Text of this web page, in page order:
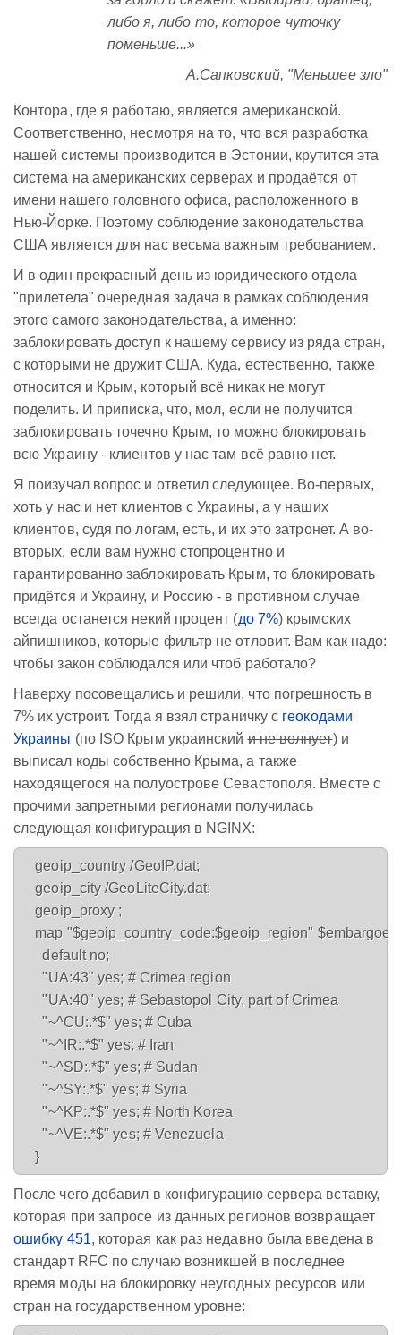
либо я, либо то, которое чуточку
поменьше...»
А.Сапковский, "Меньшее зло"
Контора, где я работаю, является американской.
Соответственно, несмотря на то, что вся разработка
нашей системы производится в Эстонии, крутится эта
система на американских серверах и продаётся от
имени нашего головного офиса, расположенного в
Нью-Йорке. Поэтому соблюдение законодательства
США является для нас весьма важным требованием.
И в один прекрасный день из юридического отдела
"прилетела" очередная задача в рамках соблюдения
этого самого законодательства, а именно:
заблокировать доступ к нашему сервису из ряда стран,
с которыми не дружит США. Куда, естественно, также
относится и Крым, который всё никак не могут
поделить. И приписка, что, мол, если не получится
заблокировать точечно Крым, то можно блокировать
всю Украину - клиентов у нас там всё равно нет.
Я поизучал вопрос и ответил следующее. Во-первых,
хоть у нас и нет клиентов с Украины, а у наших
клиентов, судя по логам, есть, и их это затронет. А во-
вторых, если вам нужно стопроцентно и
гарантированно заблокировать Крым, то блокировать
придётся и Украину, и Россию - в противном случае
всегда останется некий процент (до 7%) крымских
айпишников, которые фильтр не отловит. Вам как надо:
чтобы закон соблюдался или чтоб работало?
Наверху посовещались и решили, что погрешность в
7% их устроит. Тогда я взял страничку с геокодами
Украины (по ISO Крым украинскийи не волнует) и
выписал коды собственно Крыма, а также
находящегося на полуострове Севастополя. Вместе с
прочими запретными регионами получилась
следующая конфигурация в NGINX:
    geoip_country
/GeoIP.dat;
    geoip_city
/GeoLiteCity.dat;
    geoip_proxy
;
map "$geoip_country_code:$geoip_region"
      default no;
      "UA:43" yes; # Crimea region
      "UA:40" yes; # Sebastopol City, part of Crimea
      "~^CU:.*$" yes; # Cuba
      "~^IR:.*$" yes; # Iran
      "~^SD:.*$" yes; # Sudan
      "~^SY:.*$" yes; # Syria
      "~^KP:.*$" yes; # North Korea
      "~^VE:.*$" yes; # Venezuela
    }
После чего добавил в конфигурацию сервера вставку,
которая при запросе из данных регионов возвращает
ошибку 451, которая как раз недавно была введена в
стандарт RFC по случаю возникшей в последнее
время моды на блокировку неугодных ресурсов или
стран на государственном уровне: